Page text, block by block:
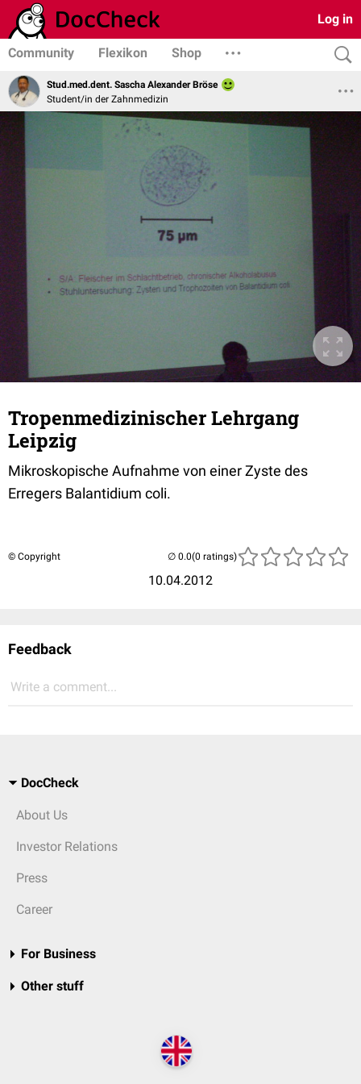
Log in
Community Flexikon Shop
Stud.med.dent. Sascha Alexander Bröse
Student/in der Zahnmedizin
Tropenmedizinischer Lehrgang
Leipzig
Mikroskopische Aufnahme von einer Zyste des
Erregers Balantidium coli.
© Copyright
10.04.2012
(0 ratings)
Feedback
Write a comment...
DocCheck
About Us
Investor Relations
Press
Career
For Business
Other stuff